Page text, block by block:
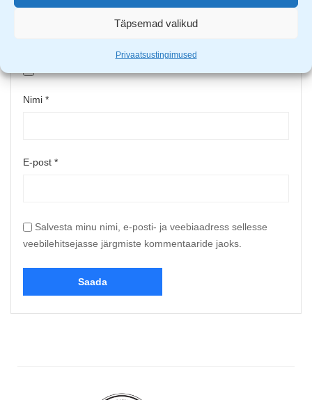
Täpsemad valikud
Privaatsustingimused
Nimi *
E-post *
Salvesta minu nimi, e-posti- ja veebiaadress sellesse
veebilehitsejasse järgmiste kommentaaride jaoks.